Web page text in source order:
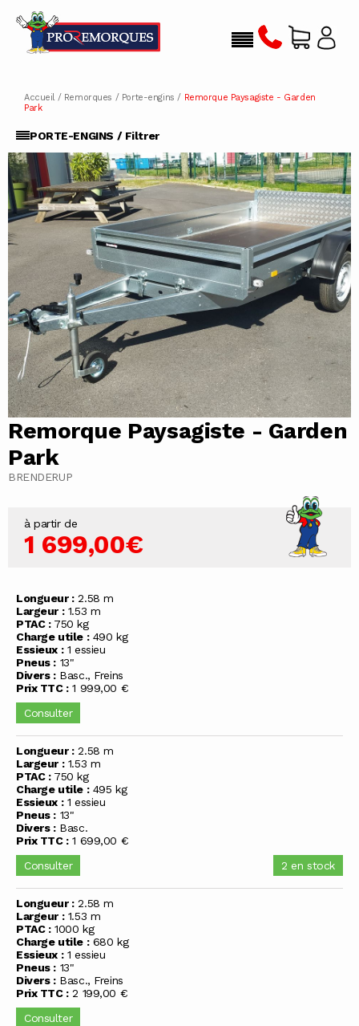
Accueil/ Remorques / Porte-engins / Remorque Paysagiste - Garden
Park
PORTE-ENGINS / Filtrer
Remorque Paysagiste - Garden
Park
BRENDERUP
à partir de
1 699,00€
Longueur :2.58 m
Largeur :1.53 m
PTAC :750 kg
Charge utile :490 kg
Essieux :1 essieu
Pneus : 13"
Divers :Basc., Freins
Prix TTC :1 999,00 €
Consulter
Longueur :2.58 m
Largeur :1.53 m
PTAC :750 kg
Charge utile :495 kg
Essieux :1 essieu
Pneus : 13"
Divers :Basc.
Prix TTC :1 699,00 €
Consulter
2 en stock
Longueur :2.58 m
Largeur :1.53 m
PTAC :1000 kg
Charge utile :680 kg
Essieux :1 essieu
Pneus : 13"
Divers :Basc., Freins
Prix TTC :2 199,00 €
Consulter